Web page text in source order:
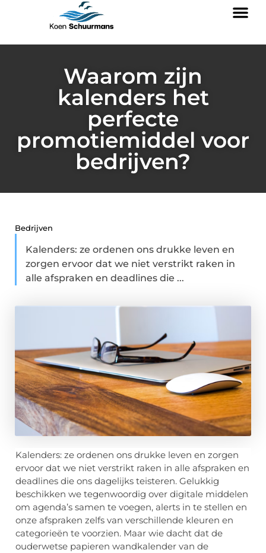
Waarom zijn
kalenders het
perfecte
promotiemiddel voor
bedrijven?
Bedrijven
Kalenders: ze ordenen ons drukke leven en
zorgen ervoor dat we niet verstrikt raken in
alle afspraken en deadlines die ...
Kalenders: ze ordenen ons drukke leven en zorgen
ervoor dat we niet verstrikt raken in alle afspraken en
deadlines die ons dagelijks teisteren. Gelukkig
beschikken we tegenwoordig over digitale middelen
om agenda’s samen te voegen, alerts in te stellen en
onze afspraken zelfs van verschillende kleuren en
categorieën te voorzien. Maar wie dacht dat de
ouderwetse papieren wandkalender van de